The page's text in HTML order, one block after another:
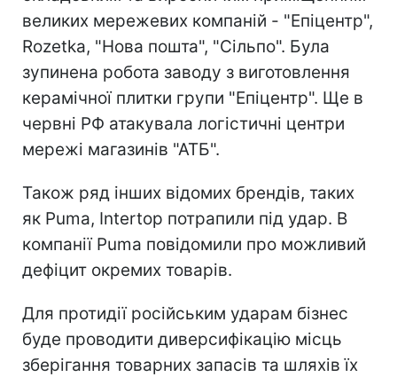
великих мережевих компаній - "Епіцентр",
Rozetka, "Нова пошта", "Сільпо". Була
зупинена робота заводу з виготовлення
керамічної плитки групи "Епіцентр". Ще в
червні РФ атакувала логістичні центри
мережі магазинів "АТБ".
Також ряд інших відомих брендів, таких
як Puma, Intertop потрапили під удар. В
компанії Puma повідомили про можливий
дефіцит окремих товарів.
Для протидії російським ударам бізнес
буде проводити диверсифікацію місць
зберігання товарних запасів та шляхів їх